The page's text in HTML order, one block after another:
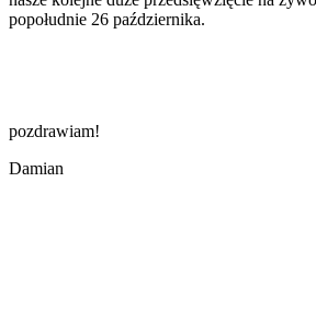
popołudnie 26 października.
pozdrawiam!
Damian